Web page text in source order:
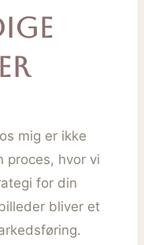
mig er ikke
proces, hvor vi
for din
bliver et